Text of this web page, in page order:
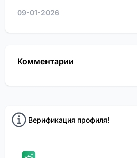
09-01-2026
Комментарии
Верификация профиля!